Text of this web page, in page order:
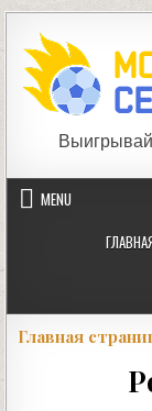
content
MENU
Главная